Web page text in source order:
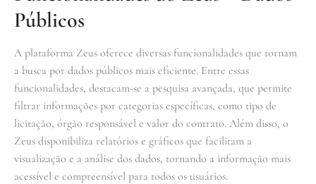
Públicos
A plataforma Zeus oferece diversas funcionalidades que tornam
a busca por dados públicos mais eficiente. Entre essas
funcionalidades, destacam-se a pesquisa avançada, que permite
filtrar informações por categorias específicas, como tipo de
licitação, órgão responsável e valor do contrato. Além disso, o
Zeus disponibiliza relatórios e gráficos que facilitam a
visualização e a análise dos dados, tornando a informação mais
acessível e compreensível para todos os usuários.